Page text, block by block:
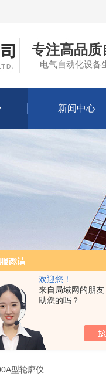
欢迎您！
来自局域网的朋
助您的吗？
专注高品质
电气自动化设备
新闻中心
,压电式三向车削测力仪,压
型轮廓仪